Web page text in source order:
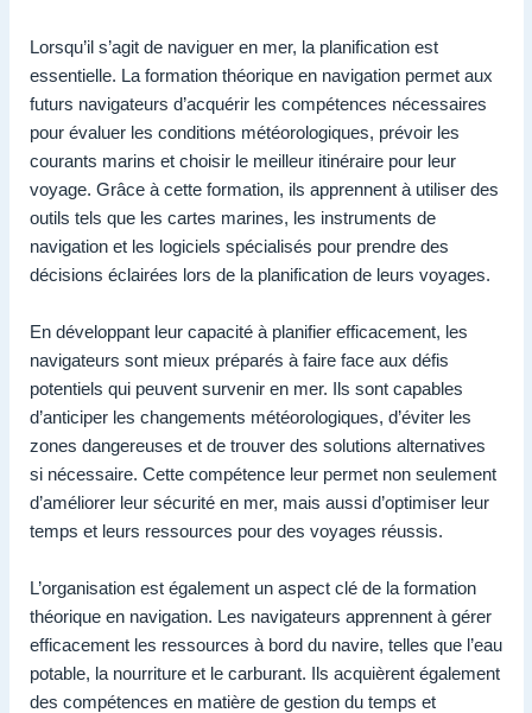
Lorsqu’il s’agit de naviguer en mer, la planification est
essentielle. La formation théorique en navigation permet aux
futurs navigateurs d’acquérir les compétences nécessaires
pour évaluer les conditions météorologiques, prévoir les
courants marins et choisir le meilleur itinéraire pour leur
voyage. Grâce à cette formation, ils apprennent à utiliser des
outils tels que les cartes marines, les instruments de
navigation et les logiciels spécialisés pour prendre des
décisions éclairées lors de la planification de leurs voyages.
En développant leur capacité à planifier efficacement, les
navigateurs sont mieux préparés à faire face aux défis
potentiels qui peuvent survenir en mer. Ils sont capables
d’anticiper les changements météorologiques, d’éviter les
zones dangereuses et de trouver des solutions alternatives
si nécessaire. Cette compétence leur permet non seulement
d’améliorer leur sécurité en mer, mais aussi d’optimiser leur
temps et leurs ressources pour des voyages réussis.
L’organisation est également un aspect clé de la formation
théorique en navigation. Les navigateurs apprennent à gérer
efficacement les ressources à bord du navire, telles que l’eau
potable, la nourriture et le carburant. Ils acquièrent également
des compétences en matière de gestion du temps et